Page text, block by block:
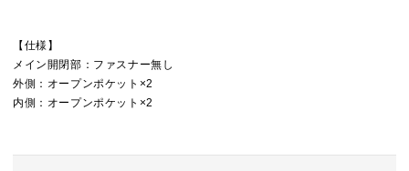
【仕様】
メイン開閉部：ファスナー無し
外側：オープンポケット×2
内側：オープンポケット×2